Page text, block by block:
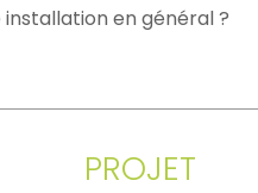
installation en général ?
PROJET